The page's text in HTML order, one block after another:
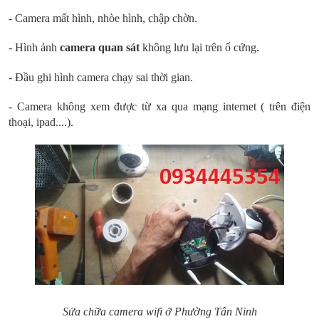
- Camera mất hình, nhòe hình, chập chờn.
- Hình ảnh camera quan sát không lưu lại trên ổ cứng.
- Đầu ghi hình camera chạy sai thời gian.
- Camera không xem được từ xa qua mạng internet ( trên điện
thoại, ipad....).
Sửa chữa camera wifi ở Phường Tân Ninh